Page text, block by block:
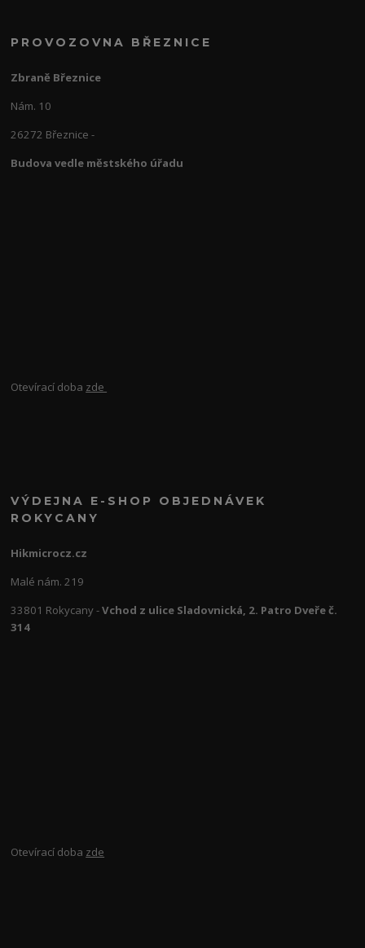
PROVOZOVNA BŘEZNICE
Zbraně Březnice
Nám. 10
26272 Březnice -
Budova vedle městského úřadu
Otevírací doba zde
VÝDEJNA E-SHOP OBJEDNÁVEK
ROKYCANY
Hikmicrocz.cz
Malé nám. 219
33801 Rokycany -Vchod z ulice Sladovnická, 2. Patro Dveře č.
314
Otevírací doba zde